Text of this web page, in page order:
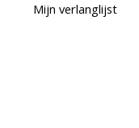
Mijn verlanglijst